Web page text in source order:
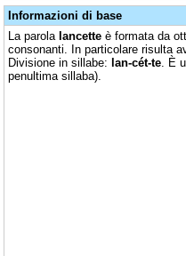
Informazioni di base
La parola lancette è formata da
consonanti. In particolare risulta
Divisione in sillabe: lan-cét-te . È
penultima sillaba).